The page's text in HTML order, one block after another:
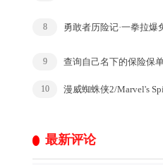
8 勇敢者历险记·一拳拉爆免费代金券·|
9 查询自己名下的保险保
10 漫威蜘蛛侠2/Marvel's Spider-Man
最新评论